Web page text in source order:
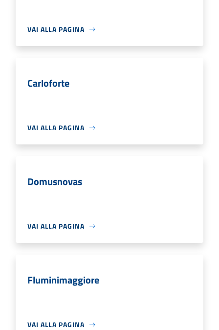
VAI ALLA PAGINA
Carloforte
VAI ALLA PAGINA
Domusnovas
VAI ALLA PAGINA
Fluminimaggiore
VAI ALLA PAGINA